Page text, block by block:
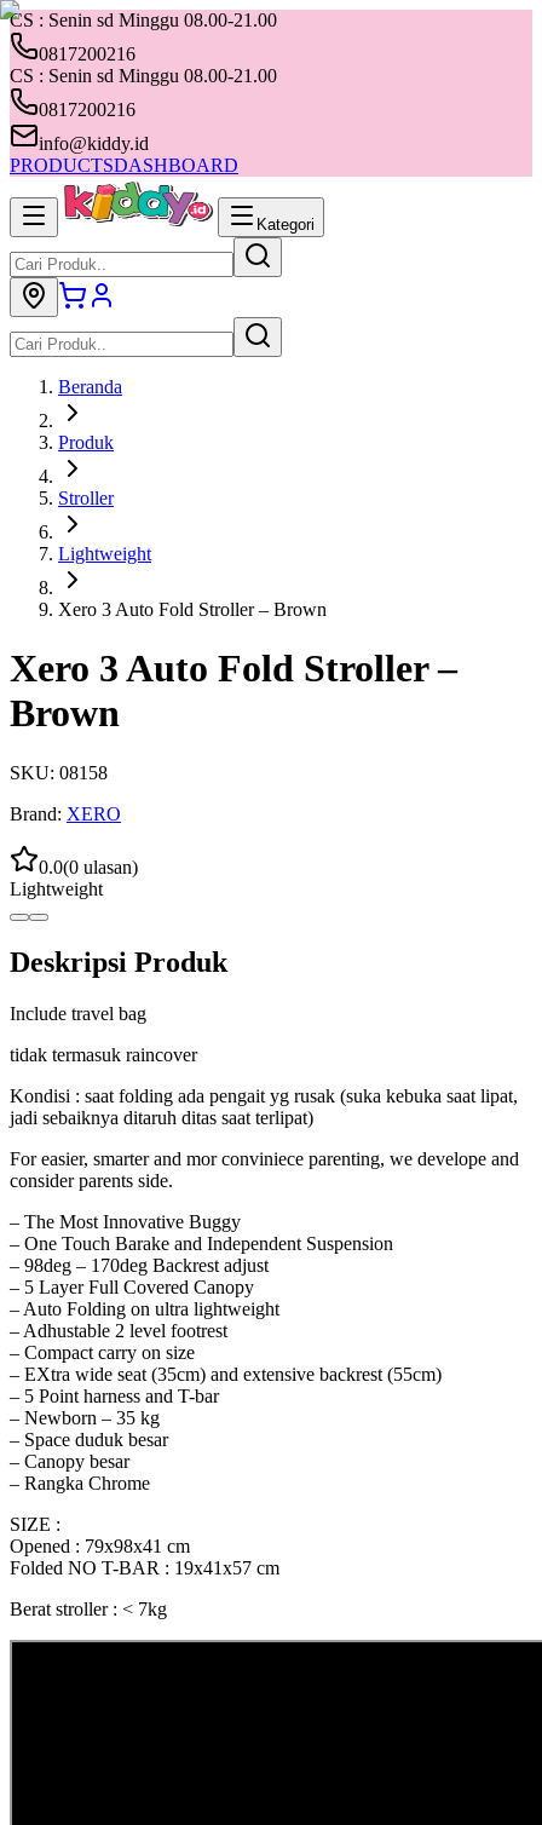
CS : Senin sd Minggu 08.00-21.00
0817200216
CS : Senin sd Minggu 08.00-21.00
0817200216
info@kiddy.id
PRODUCTSDASHBOARD
Kategori
Beranda
Produk
Stroller
Lightweight
Xero 3 Auto Fold Stroller – Brown
Xero 3 Auto Fold Stroller –
Brown
SKU: 08158
Brand: XERO
0.0(0 ulasan)
Lightweight
Deskripsi Produk
Include travel bag
tidak termasuk raincover
Kondisi : saat folding ada pengait yg rusak (suka kebuka saat lipat,
jadi sebaiknya ditaruh ditas saat terlipat)
For easier, smarter and mor conviniece parenting, we develope and
consider parents side.
– The Most Innovative Buggy
– One Touch Barake and Independent Suspension
– 98deg – 170deg Backrest adjust
– 5 Layer Full Covered Canopy
– Auto Folding on ultra lightweight
– Adhustable 2 level footrest
– Compact carry on size
– EXtra wide seat (35cm) and extensive backrest (55cm)
– 5 Point harness and T-bar
– Newborn – 35 kg
– Space duduk besar
– Canopy besar
– Rangka Chrome
SIZE :
Opened : 79x98x41 cm
Folded NO T-BAR : 19x41x57 cm
Berat stroller : < 7kg